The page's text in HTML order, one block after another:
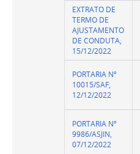
EXTRATO DE
TERMO DE
AJUSTAMENTO
DE CONDUTA,
15/12/2022
PORTARIA Nº
10015/SAF,
12/12/2022
PORTARIA Nº
9986/ASJIN,
07/12/2022